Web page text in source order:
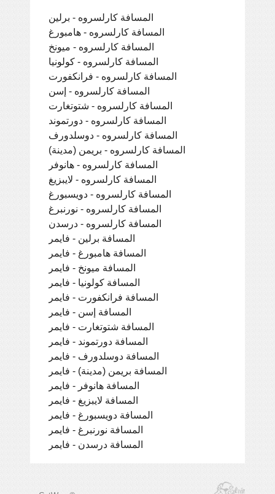
المسافة كارلسروه - برلين
المسافة كارلسروه - هامبورغ
المسافة كارلسروه - ميونخ
المسافة كارلسروه - كولونيا
المسافة كارلسروه - فرانكفورت
المسافة كارلسروه - إسن
المسافة كارلسروه - شتوتغارت
المسافة كارلسروه - دورتموند
المسافة كارلسروه - دوسلدورف
المسافة كارلسروه - بريمن (مدينة)
المسافة كارلسروه - هانوفر
المسافة كارلسروه - لايبزيغ
المسافة كارلسروه - دويسبورغ
المسافة كارلسروه - نورنبرغ
المسافة كارلسروه - درسدن
المسافة برلين - فايمر
المسافة هامبورغ - فايمر
المسافة ميونخ - فايمر
المسافة كولونيا - فايمر
المسافة فرانكفورت - فايمر
المسافة إسن - فايمر
المسافة شتوتغارت - فايمر
المسافة دورتموند - فايمر
المسافة دوسلدورف - فايمر
المسافة بريمن (مدينة) - فايمر
المسافة هانوفر - فايمر
المسافة لايبزيغ - فايمر
المسافة دويسبورغ - فايمر
المسافة نورنبرغ - فايمر
المسافة درسدن - فايمر